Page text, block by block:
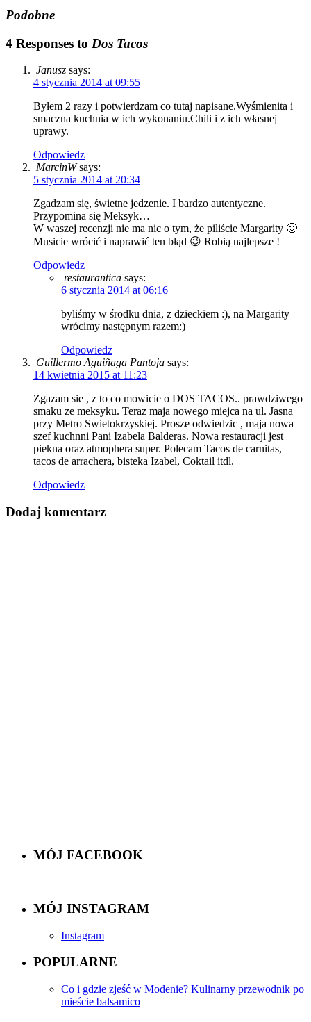
Podobne
4 Responses to Dos Tacos
Janusz says:
4 stycznia 2014 at 09:55
Byłem 2 razy i potwierdzam co tutaj napisane.Wyśmienita i
smaczna kuchnia w ich wykonaniu.Chili i z ich własnej
uprawy.
Odpowiedz
MarcinW says:
5 stycznia 2014 at 20:34
Zgadzam się, świetne jedzenie. I bardzo autentyczne.
Przypomina się Meksyk…
W waszej recenzji nie ma nic o tym, że piliście Margarity 🙂
Musicie wrócić i naprawić ten błąd 😉 Robią najlepsze !
Odpowiedz
restaurantica says:
6 stycznia 2014 at 06:16
byliśmy w środku dnia, z dzieckiem :), na Margarity
wrócimy następnym razem:)
Odpowiedz
Guillermo Aguiñaga Pantoja says:
14 kwietnia 2015 at 11:23
Zgazam sie , z to co mowicie o DOS TACOS.. prawdziwego
smaku ze meksyku. Teraz maja nowego miejca na ul. Jasna
przy Metro Swietokrzyskiej. Prosze odwiedzic , maja nowa
szef kuchnni Pani Izabela Balderas. Nowa restauracji jest
piekna oraz atmophera super. Polecam Tacos de carnitas,
tacos de arrachera, bisteka Izabel, Coktail itdl.
Odpowiedz
Dodaj komentarz
MÓJ FACEBOOK
MÓJ INSTAGRAM
Instagram
POPULARNE
Co i gdzie zjeść w Modenie? Kulinarny przewodnik po
mieście balsamico